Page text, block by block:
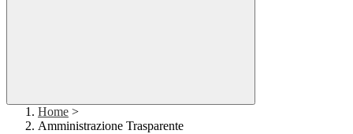
Home >
Amministrazione Trasparente